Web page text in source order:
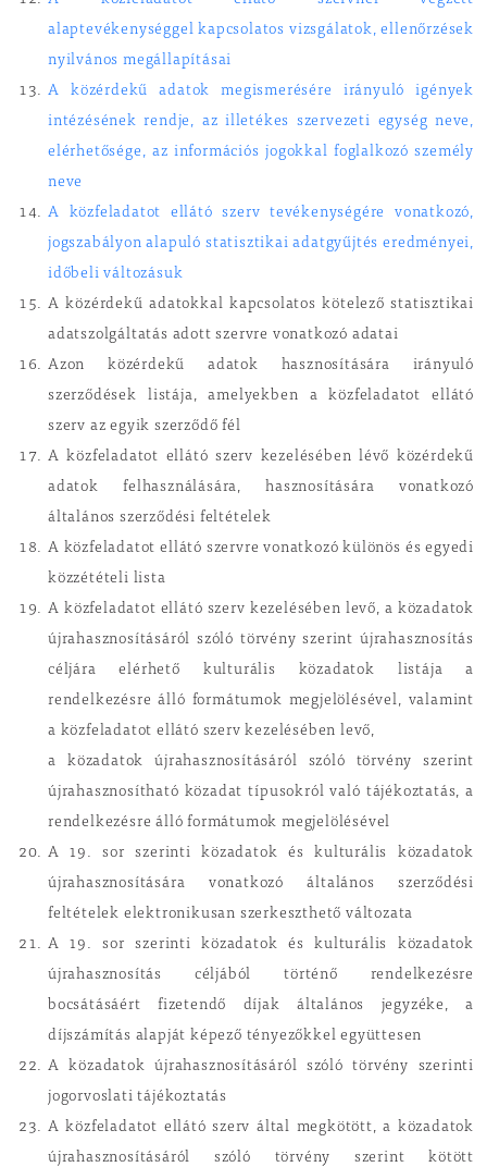
alaptevékenységgel kapcsolatos vizsgálatok, ellenőrzések
nyilvános megállapításai
A közérdekű adatok megismerésére irányuló igények
intézésének rendje, az illetékes szervezeti egység neve,
elérhetősége, az információs jogokkal foglalkozó személy
neve
A közfeladatot ellátó szerv tevékenységére vonatkozó,
jogszabályon alapuló statisztikai adatgyűjtés eredményei,
időbeli változásuk
A közérdekű adatokkal kapcsolatos kötelező statisztikai
adatszolgáltatás adott szervre vonatkozó adatai
Azon közérdekű adatok hasznosítására irányuló
szerződések listája, amelyekben a közfeladatot ellátó
szerv az egyik szerződő fél
A közfeladatot ellátó szerv kezelésében lévő közérdekű
adatok felhasználására, hasznosítására vonatkozó
általános szerződési feltételek
A közfeladatot ellátó szervre vonatkozó különös és egyedi
közzétételi lista
A közfeladatot ellátó szerv kezelésében levő, a közadatok
újrahasznosításáról szóló törvény szerint újrahasznosítás
céljára elérhető kulturális közadatok listája a
rendelkezésre álló formátumok megjelölésével, valamint
a közfeladatot ellátó szerv kezelésében levő,
a közadatok újrahasznosításáról szóló törvény szerint
újrahasznosítható közadat típusokról való tájékoztatás, a
rendelkezésre álló formátumok megjelölésével
A 19. sor szerinti közadatok és kulturális közadatok
újrahasznosítására vonatkozó általános szerződési
feltételek elektronikusan szerkeszthető változata
A 19. sor szerinti közadatok és kulturális közadatok
újrahasznosítás céljából történő rendelkezésre
bocsátásáért fizetendő díjak általános jegyzéke, a
díjszámítás alapját képező tényezőkkel együttesen
A közadatok újrahasznosításáról szóló törvény szerinti
jogorvoslati tájékoztatás
A közfeladatot ellátó szerv által megkötött, a közadatok
újrahasznosításáról szóló törvény szerint kötött